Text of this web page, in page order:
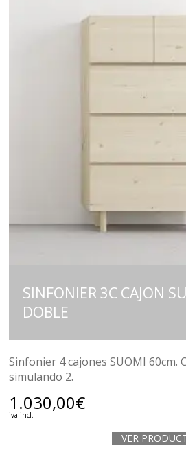
SINFONIER 3C CAJON
DOBLE
Sinfonier 4 cajones SUOMI 60cm.
simulando 2.
1.030,00€
iva incl.
VER